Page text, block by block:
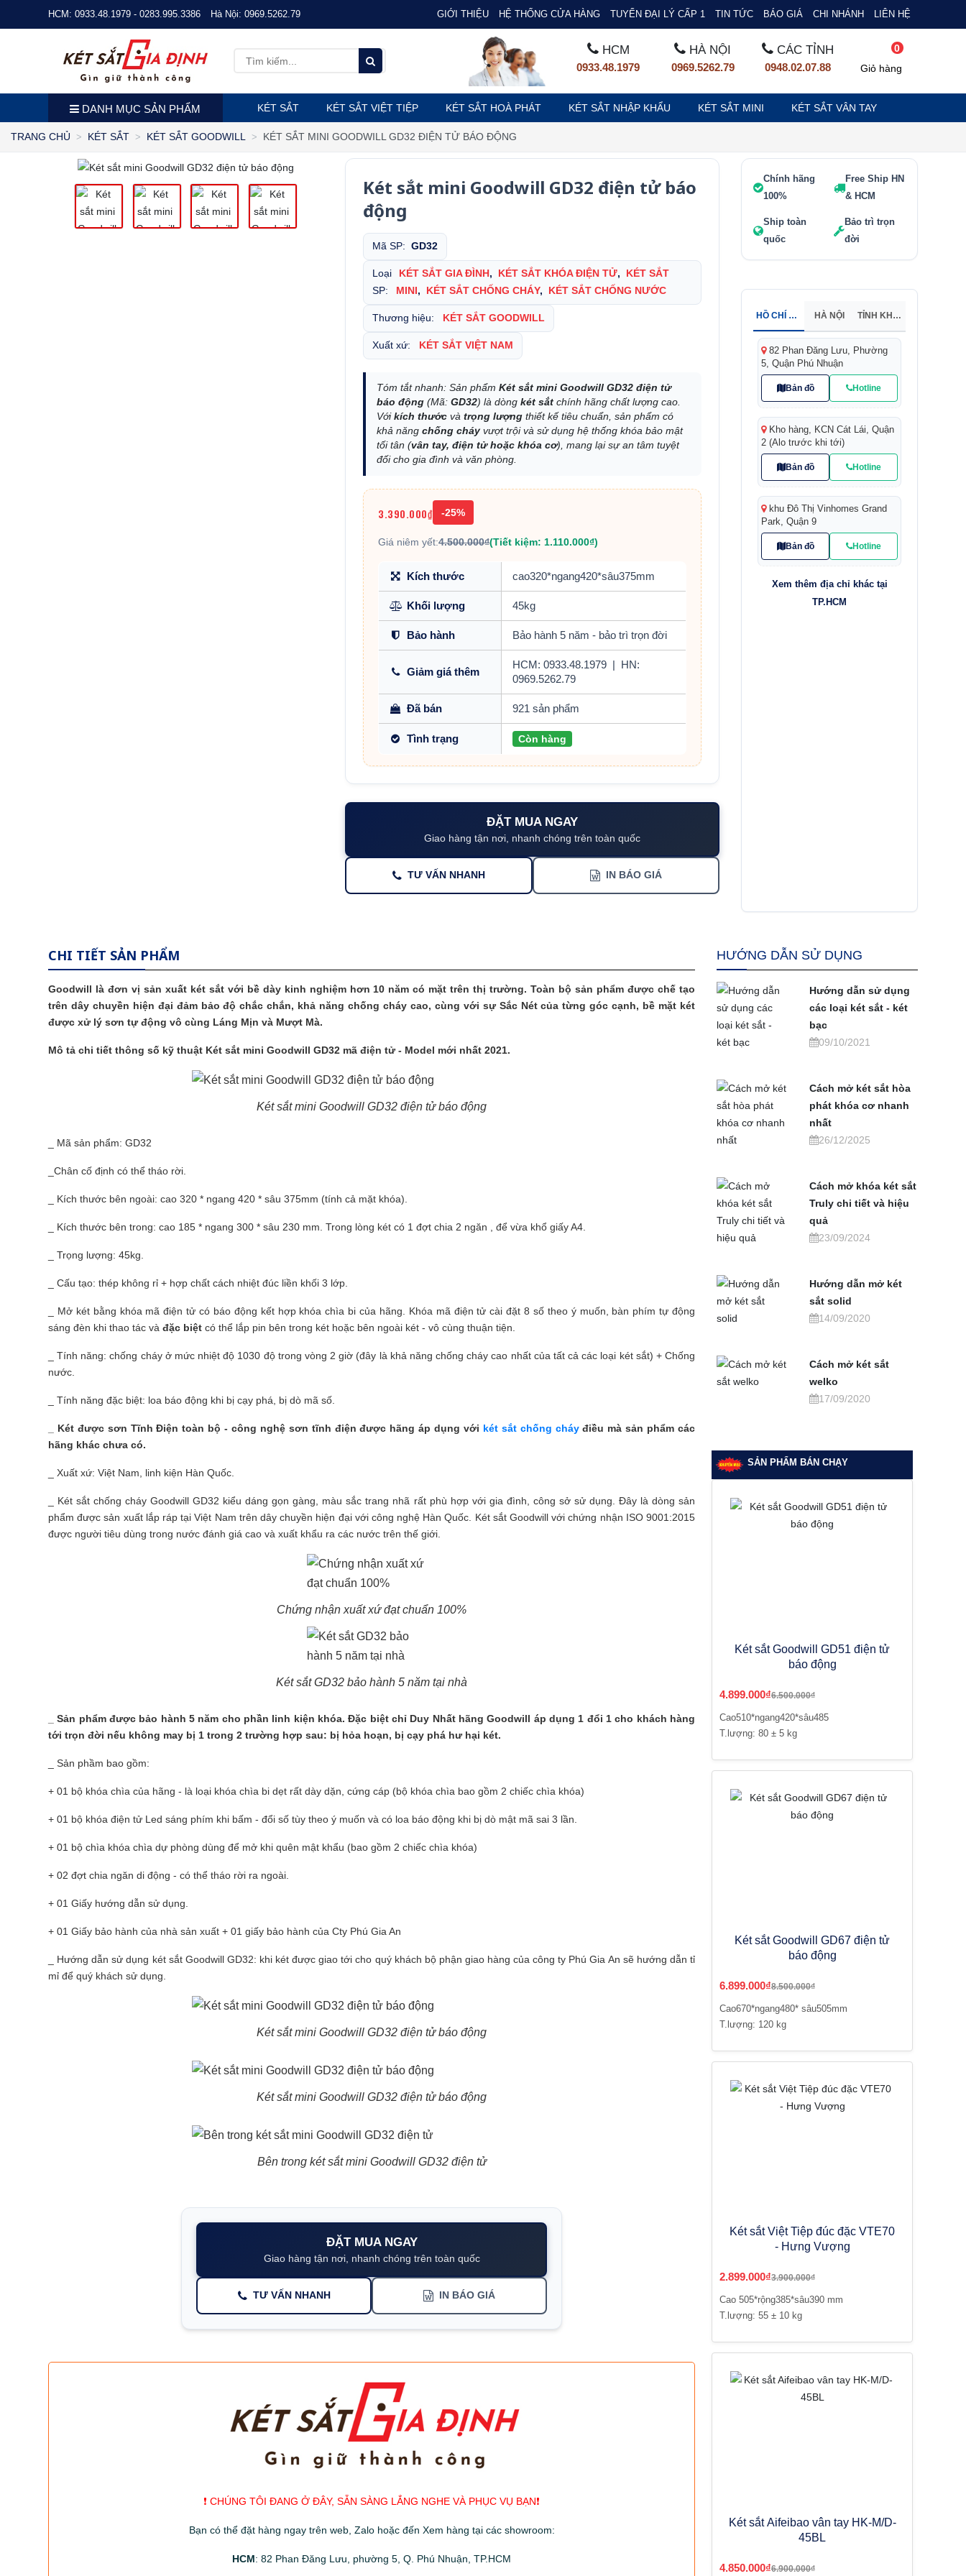
HCM: 0933.48.1979 - 0283.995.3386 Hà Nội: 0969.5262.79 GIỚI THIỆU HỆ THỐNG CỬA HÀNG TUYỂN ĐẠI LÝ CẤP 1 TIN TỨC BÁO GIÁ CHI NHÁNH LIÊN HỆ
HCM
0933.48.1979
HÀ NỘI
0969.5262.79
CÁC TỈNH
0948.02.07.88
0
Giỏ hàng
DANH MỤC SẢN PHẨM KÉT SẮT KÉT SẮT VIỆT TIỆP KÉT SẮT HOÀ PHÁT KÉT SẮT NHẬP KHẨU KÉT SẮT MINI KÉT SẮT VÂN TAY
TRANG CHỦ KÉT SẮT KÉT SẮT GOODWILL KÉT SẮT MINI GOODWILL GD32 ĐIỆN TỬ BÁO ĐỘNG
Két sắt mini Goodwill GD32 điện tử báo
động
Mã SP:GD32
Loại
SP:
KÉT SẮT GIA ĐÌNH , KÉT SẮT KHÓA ĐIỆN TỬ,
KÉT SẮT
MINI , KÉT SẮT CHỐNG CHÁY, KÉT SẮT CHỐNG NƯỚC
Thương hiệu: KÉT SẮT GOODWILL
Xuất xứ: KÉT SẮT VIỆT NAM
Tóm tắt nhanh: Sản phẩmKét sắt mini Goodwill GD32 điện tử
báo động (Mã:GD32) là dòngkét sắt chính hãng chất lượng cao.
Vớikích thước vàtrọng lượng thiết kế tiêu chuẩn, sản phẩm có
khả năngchống cháy vượt trội và sử dụng hệ thống khóa bảo mật
tối tân (vân tay, điện tử hoặc khóa cơ), mang lại sự an tâm tuyệt
đối cho gia đình và văn phòng.
3.390.000₫ -25%
Giá niêm yết:4.500.000₫(Tiết kiệm: 1.110.000₫)
Kích thước cao320*ngang420*sâu375mm
Khối lượng 45kg
Bảo hành Bảo hành 5 năm - bảo trì trọn đời
Giảm giá thêm
HCM: 0933.48.1979
HN:
0969.5262.79
Đã bán 921 sản phẩm
Tình trạng Còn hàng
ĐẶT MUA NGAY
Giao hàng tận nơi, nhanh chóng trên toàn quốc
TƯ VẤN NHANH IN BÁO GIÁ
Chính hãng
100%
Free Ship HN
& HCM
Ship toàn
quốc
Bảo trì trọn
đời
HỒ CHÍ MINH HÀ NỘI TỈNH KHÁC
82 Phan Đăng Lưu, Phường
5, Quận Phú Nhuận
Bản đồ Hotline
Kho hàng, KCN Cát Lái, Quận
2 (Alo trước khi tới)
Bản đồ Hotline
khu Đô Thị Vinhomes Grand
Park, Quận 9
Bản đồ Hotline
Xem thêm địa chỉ khác tại
TP.HCM
CHI TIẾT SẢN PHẨM
Goodwill là đơn vị sản xuất két sắt với bề dày kinh nghiệm hơn 10 năm có mặt trên thị trường. Toàn bộ sản phẩm được chế tạo
trên dây chuyền hiện đại đảm bảo độ chắc chắn, khả năng chống cháy cao, cùng với sự Sắc Nét của từng góc cạnh, bề mặt két
được xử lý sơn tự động vô cùng Láng Mịn và Mượt Mà.
Mô tả chi tiết thông số kỹ thuật Két sắt mini Goodwill GD32 mã điện tử - Model mới nhất 2021.
Két sắt mini Goodwill GD32 điện tử báo động
_ Mã sản phẩm: GD32
_Chân cố định có thể tháo rời.
_ Kích thước bên ngoài: cao 320 * ngang 420 * sâu 375mm (tính cả mặt khóa).
_ Kích thước bên trong: cao 185 * ngang 300 * sâu 230 mm. Trong lòng két có 1 đợt chia 2 ngăn , để vừa khổ giấy A4.
_ Trọng lượng: 45kg.
_ Cấu tạo: thép không rỉ + hợp chất cách nhiệt đúc liền khối 3 lớp.
_ Mở két bằng khóa mã điện tử có báo động kết hợp khóa chìa bi của hãng. Khóa mã điện tử cài đặt 8 số theo ý muốn, bàn phím tự động
sáng đèn khi thao tác và đặc biệt có thể lắp pin bên trong két hoặc bên ngoài két - vô cùng thuận tiện.
_ Tính năng: chống cháy ở mức nhiệt độ 1030 độ trong vòng 2 giờ (đây là khả năng chống cháy cao nhất của tất cả các loại két sắt) + Chống
nước.
_ Tính năng đặc biệt: loa báo động khi bị cạy phá, bị dò mã số.
_ Két được sơn Tĩnh Điện toàn bộ - công nghệ sơn tĩnh điện được hãng áp dụng với két sắt chống cháyđiều mà sản phẩm các
hãng khác chưa có.
_ Xuất xứ: Việt Nam, linh kiện Hàn Quốc.
_ Két sắt chống cháy Goodwill GD32 kiểu dáng gọn gàng, màu sắc trang nhã rất phù hợp với gia đình, công sở sử dụng. Đây là dòng sản
phẩm được sản xuất lắp ráp tại Việt Nam trên dây chuyền hiện đại với công nghệ Hàn Quốc. Két sắt Goodwill với chứng nhận ISO 9001:2015
được người tiêu dùng trong nước đánh giá cao và xuất khẩu ra các nước trên thế giới.
Chứng nhận xuất xứ đạt chuẩn 100%
Két sắt GD32 bảo hành 5 năm tại nhà
_ Sản phẩm được bảo hành 5 năm cho phần linh kiện khóa. Đặc biệt chỉ Duy Nhất hãng Goodwill áp dụng 1 đổi 1 cho khách hàng
tới trọn đời nếu không may bị 1 trong 2 trường hợp sau: bị hỏa hoạn, bị cạy phá hư hại két.
_ Sản phầm bao gồm:
+ 01 bộ khóa chìa của hãng - là loại khóa chìa bi dẹt rất dày dặn, cứng cáp (bộ khóa chìa bao gồm 2 chiếc chìa khóa)
+ 01 bộ khóa điện tử Led sáng phím khi bấm - đổi số tùy theo ý muốn và có loa báo động khi bị dò mật mã sai 3 lần.
+ 01 bộ chìa khóa chìa dự phòng dùng để mở khi quên mật khẩu (bao gồm 2 chiếc chìa khóa)
+ 02 đợt chia ngăn di động - có thể tháo rời ra ngoài.
+ 01 Giấy hướng dẫn sử dụng.
+ 01 Giấy bảo hành của nhà sản xuất + 01 giấy bảo hành của Cty Phú Gia An
_ Hướng dẫn sử dụng két sắt Goodwill GD32: khi két được giao tới cho quý khách bộ phận giao hàng của công ty Phú Gia An sẽ hướng dẫn tỉ
mỉ để quý khách sử dụng.
Két sắt mini Goodwill GD32 điện tử báo động
Két sắt mini Goodwill GD32 điện tử báo động
Bên trong két sắt mini Goodwill GD32 điện tử
ĐẶT MUA NGAY
Giao hàng tận nơi, nhanh chóng trên toàn quốc
TƯ VẤN NHANH IN BÁO GIÁ
❗️ CHÚNG TÔI ĐANG Ở ĐÂY, SẴN SÀNG LẮNG NGHE VÀ PHỤC VỤ BẠN❗️
Bạn có thể đặt hàng ngay trên web, Zalo hoặc đến Xem hàng tại các showroom:
HCM: 82 Phan Đăng Lưu, phường 5, Q. Phú Nhuận, TP.HCM
HƯỚNG DẪN SỬ DỤNG
Hướng dẫn sử dụng
các loại két sắt - két
bạc
09/10/2021
Cách mở két sắt hòa
phát khóa cơ nhanh
nhất
26/12/2025
Cách mở khóa két sắt
Truly chi tiết và hiệu
quả
23/09/2024
Hướng dẫn mở két
sắt solid
14/09/2020
Cách mở két sắt
welko
17/09/2020
SẢN PHẨM BÁN CHẠY
Két sắt Goodwill GD51 điện tử
báo động
4.899.000₫6.500.000₫
Cao510*ngang420*sâu485
T.lượng: 80 ± 5 kg
Két sắt Goodwill GD67 điện tử
báo động
6.899.000₫8.500.000₫
Cao670*ngang480* sâu505mm
T.lượng: 120 kg
Két sắt Việt Tiệp đúc đặc VTE70
- Hưng Vượng
2.899.000₫3.900.000₫
Cao 505*rộng385*sâu390 mm
T.lượng: 55 ± 10 kg
Két sắt Aifeibao vân tay HK-M/D-
45BL
4.850.000₫6.900.000₫